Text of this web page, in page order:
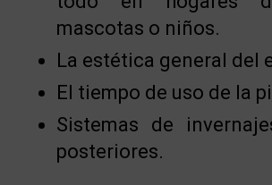
mascotas o niños.
La estética general del
El tiempo de uso de la
Sistemas de
posteriores.